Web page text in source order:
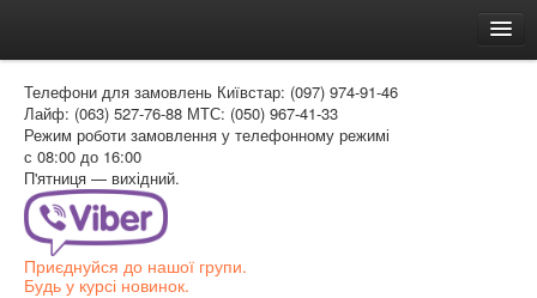
Доставка и оплата
Как заказать
Контакти
Таблиця розмірів
Вхід для покупця
Телефони для замовлень Київстар: (097) 974-91-46
Лайф: (063) 527-76-88 МТС: (050) 967-41-33
Режим роботи замовлення у телефонному режимі
с 08:00 до 16:00
П'ятниця — вихідний.
Приєднуйся до нашої групи.
Будь у курсі новинок.